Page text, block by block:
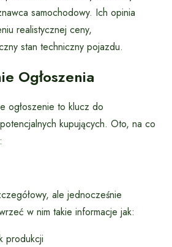
samochodowy. Ich opinia
realistycznej ceny,
stan techniczny pojazdu.
Ogłoszenia
ogłoszenie to klucz do
kupujących. Oto, na co
ale jednocześnie
w nim takie informacje jak:
produkcji